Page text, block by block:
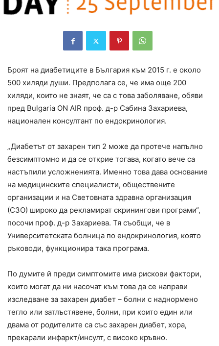
Броят на диабетиците в България към 2015 г. е около
500 хиляди души. Предполага се, че има още 200
хиляди, които не знаят, че са с това заболяване, обяви
пред Bulgaria ON AIR проф. д-р Сабина Захариева,
национален консултант по ендокринология.
„Диабетът от захарен тип 2 може да протече напълно
безсимптомно и да се открие тогава, когато вече са
настъпили усложненията. Именно това дава основание
на медицинските специалисти, обществените
организации и на Световната здравна организация
(СЗО) широко да рекламират скринингови програми“,
посочи проф. д-р Захариева. Тя съобщи, че в
Университетската болница по ендокринология, която
ръководи, функционира така програма.
По думите й преди симптомите има рискови фактори,
които могат да ни насочат към това да се направи
изследване за захарен диабет – болни с наднормено
тегло или затлъстявене, болни, при които един или
двама от родителите са със захарен диабет, хора,
прекарали инфаркт/инсулт, с високо кръвно.